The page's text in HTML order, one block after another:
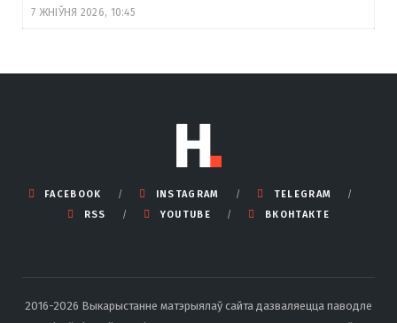
7 ЖНІЎНЯ 2026, 10:45
FACEBOOK INSTAGRAM
TELEGRAM
RSS
YOUTUBE ВКОНТАКТЕ
2016-2026 Выкарыстанне матэрыялаў сайта дазваляецца паводле